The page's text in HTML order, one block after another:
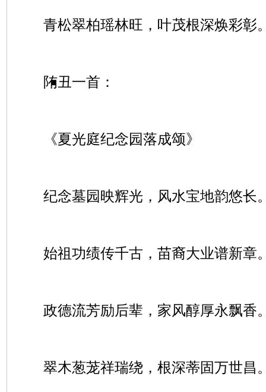
青松翠柏瑶林旺，叶茂根深焕彩彰
陏丑一首：
《夏光庭纪念园落成颂》
纪念墓园映辉光，风水宝地韵悠长
始祖功绩传千古，苗裔大业谱新章
政德流芳励后辈，家风醇厚永飘香
翠木葱茏祥瑞绕，根深蒂固万世昌